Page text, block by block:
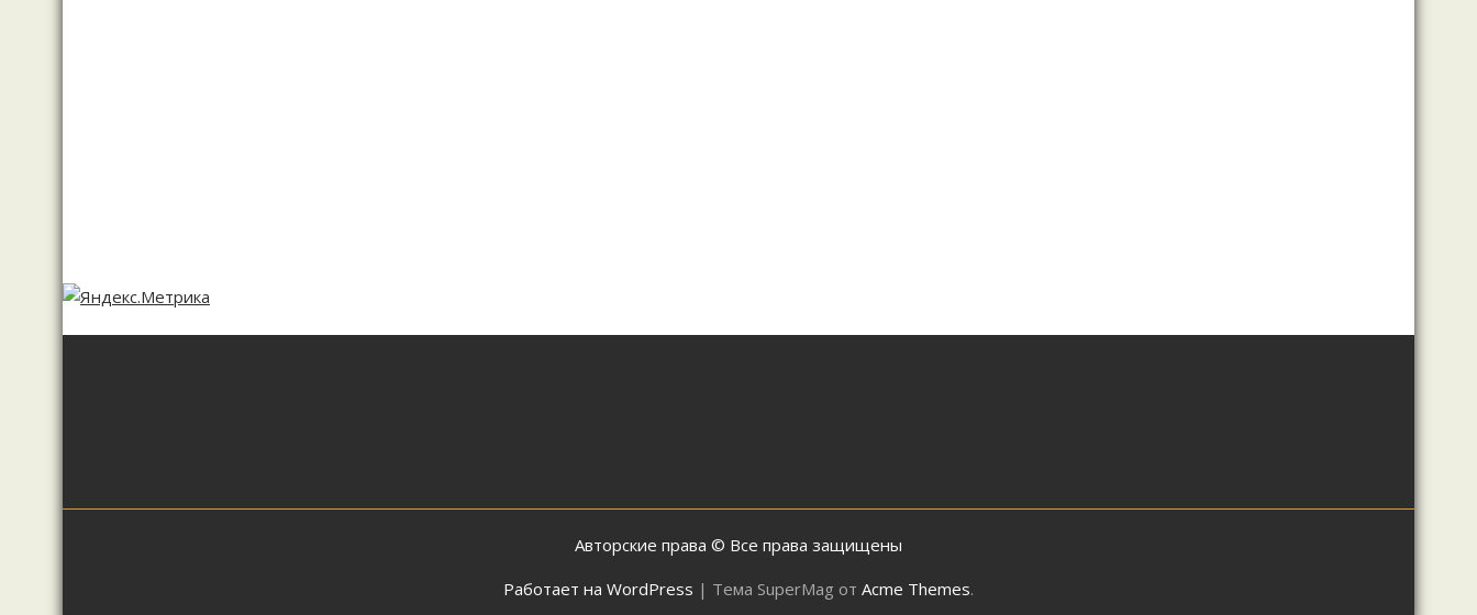
Авторские права © Все права защищены
Работает на WordPress | Тема SuperMag от Acme Themes.